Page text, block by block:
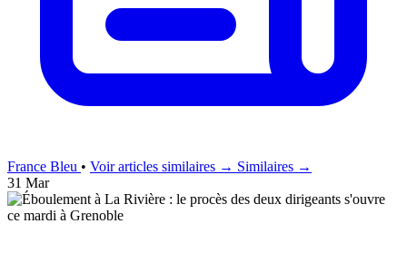
France Bleu • Voir articles similaires → Similaires →
31 Mar